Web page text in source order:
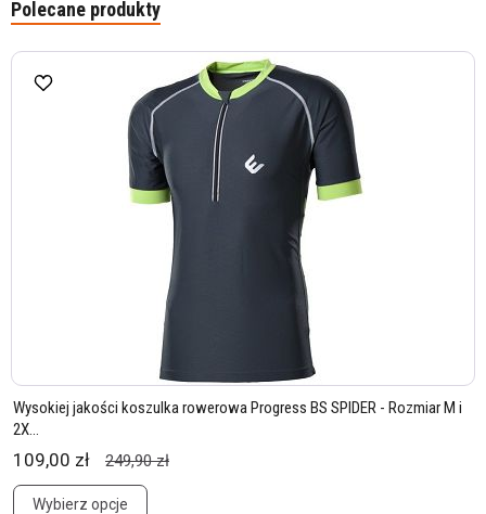
Polecane produkty
Wysokiej jakości koszulka rowerowa Progress BS SPIDER - Rozmiar M i
2X...
109,00 zł 249,90 zł
Wybierz opcje